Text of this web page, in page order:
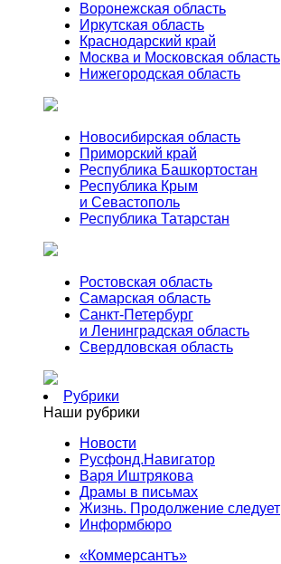
Воронежская область
Иркутская область
Краснодарский край
Москва и Московская область
Нижегородская область
Новосибирская область
Приморский край
Республика Башкортостан
Республика Крым
и Севастополь
Республика Татарстан
Ростовская область
Самарская область
Санкт-Петербург
и Ленинградская область
Свердловская область
Рубрики
Наши рубрики
Новости
Русфонд.Навигатор
Варя Иштрякова
Драмы в письмах
Жизнь. Продолжение следует
Информбюро
«Коммерсантъ»